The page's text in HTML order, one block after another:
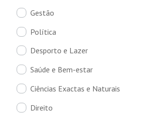
Gestão
Política
Desporto e Lazer
Saúde e Bem-estar
Ciências Exactas e Naturais
Direito